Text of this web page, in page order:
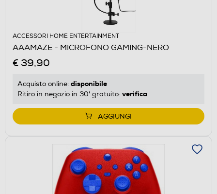
ACCESSORI HOME ENTERTAINMENT
AAAMAZE - MICROFONO GAMING-NERO
€ 39,90
Acquisto online: disponibile
Ritiro in negozio in 30' gratuito: verifica
AGGIUNGI